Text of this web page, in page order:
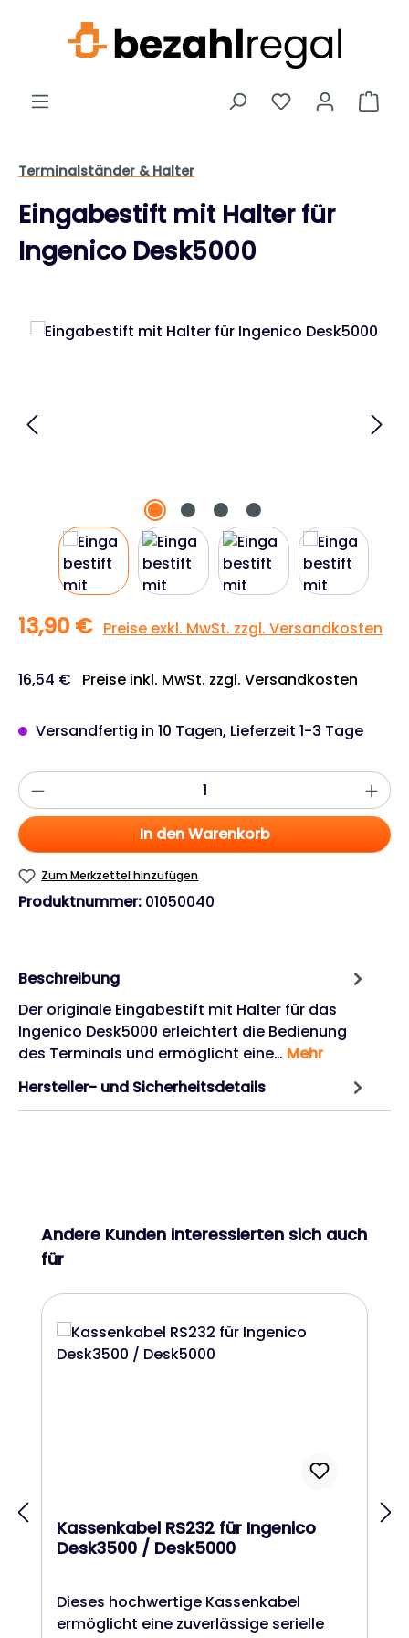
Zum Hauptinhalt springen
Terminalständer & Halter
Eingabestift mit Halter für
Ingenico Desk5000
Bildergalerie überspringen
13,90 € Preise exkl. MwSt. zzgl. Versandkosten
16,54 € Preise inkl. MwSt. zzgl. Versandkosten
Versandfertig in 10 Tagen, Lieferzeit 1-3 Tage
Produkt Anzahl: Gib den
In den Warenkorb
Zum Merkzettel hinzufügen
Produktnummer: 01050040
Beschreibung
Der originale Eingabestift mit Halter für das
Ingenico Desk5000 erleichtert die Bedienung
des Terminals und ermöglicht eine… Mehr
Hersteller- und Sicherheitsdetails
Produktgalerie überspringen
Andere Kunden interessierten sich auch
für
Kassenkabel RS232 für Ingenico
Desk3500 / Desk5000
Dieses hochwertige Kassenkabel
ermöglicht eine zuverlässige serielle